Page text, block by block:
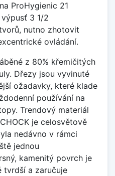
ProHygienic 21
3 1/2
nutno zhotovit
ovládání.
z 80% křemičitých
Dřezy jsou vyvinuté
ožadavky, které klade
používání na
Trendový materiál
je celosvětově
nedávno v rámci
jednou
kamenitý povrch je
tvrdší a zaručuje